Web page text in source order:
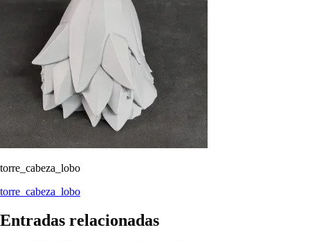
torre_cabeza_lobo
Navegación
de
entradas
torre_cabeza_lobo
Entradas relacionadas